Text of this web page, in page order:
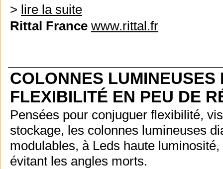
> lire la suite
Rittal France www.rittal.fr
COLONNES LUMINEUSES
FLEXIBILITÉ EN PEU DE
Pensées pour conjuguer flexibilité,
stockage, les colonnes lumineuses
modulables, à Leds haute
évitant les angles morts.